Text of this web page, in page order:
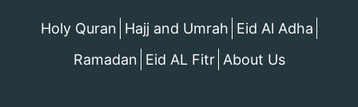
Holy Quran Hajj and Umrah Eid Al Adha
Ramadan Eid AL Fitr About Us